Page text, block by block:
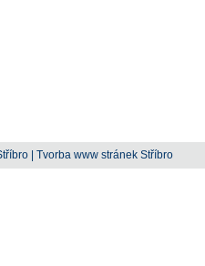
Tvorba www stránek Stříbro